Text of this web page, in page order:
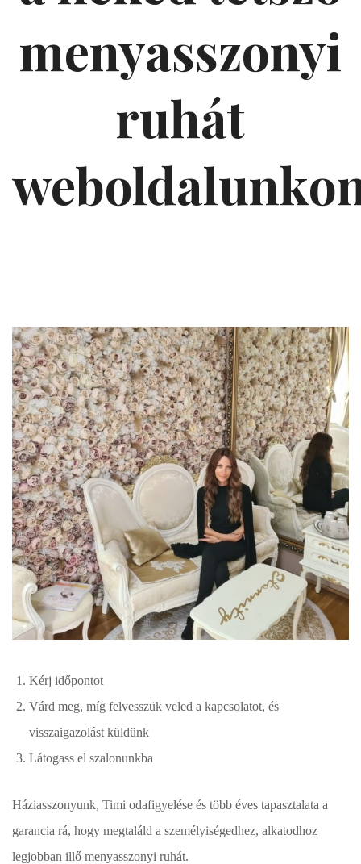
menyasszonyi
ruhát
Kérj időpontot
Várd meg, míg felvesszük veled a kapcsolatot, és
visszaigazolást küldünk
Látogass el szalonunkba
Háziasszonyunk, Timi odafigyelése és több éves tapasztalata a
garancia rá, hogy megtaláld a személyiségedhez, alkatodhoz
legjobban illő menyasszonyi ruhát.